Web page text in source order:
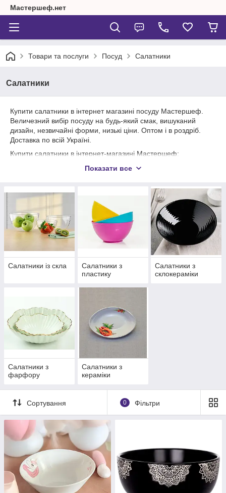
Мастершеф.нет
Товари та послуги Посуд Салатники
Салатники
Купити салатники в інтернет магазині посуду Мастершеф.
Величезний вибір посуду на будь-який смак, вишуканий
дизайн, незвичайні форми, низькі ціни. Оптом і в роздріб.
Доставка по всій Україні.
Купити салатники в інтернет-магазині Мастершеф:
(Китай); Скло Pasabahce (Туреччина), ОСБ ― Досвідчений
Скляний Завод (Росія).
Показати все
Салатники із скла
Салатники з
пластику
Салатники з
склокераміки
Салатники з
фарфору
Салатники з
кераміки
Сортування 0 Фільтри